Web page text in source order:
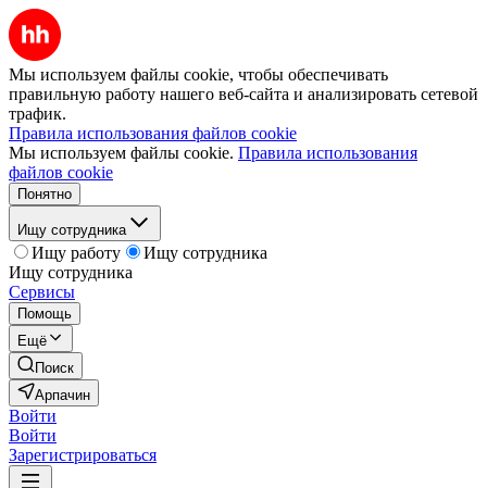
Мы используем файлы cookie, чтобы обеспечивать
правильную работу нашего веб-сайта и анализировать сетевой
трафик.
Правила использования файлов cookie
Мы используем файлы cookie. Правила использования
файлов cookie
Понятно
Ищу сотрудника
Ищу работу
Ищу сотрудника
Ищу сотрудника
Сервисы
Помощь
Ещё
Поиск
Арпачин
Войти
Войти
Зарегистрироваться